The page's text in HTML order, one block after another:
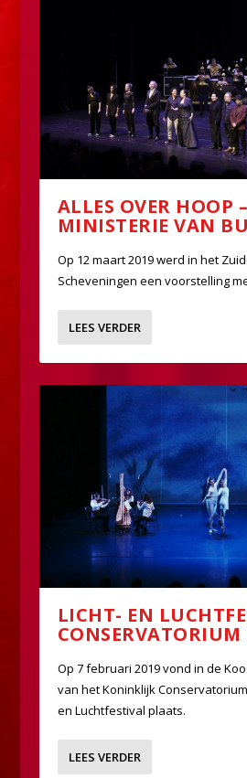
ALLES OVER HOOP –
MINISTERIE VAN
Op 12 maart 2019 werd in het
Scheveningen een voorstelling
LEES VERDER
LICHT- EN
Op 7 februari 2019 vond in de
van het Koninklijk
en Luchtfestival plaats.
LEES VERDER